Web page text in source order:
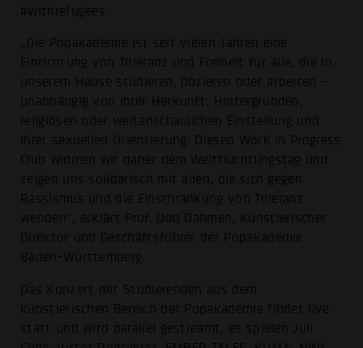
#withrefugees.
„Die Popakademie ist seit vielen Jahren eine
Einrichtung von Toleranz und Freiheit für alle, die in
unserem Hause studieren, dozieren oder arbeiten –
unabhängig von ihrer Herkunft, Hintergründen,
religiösen oder weltanschaulichen Einstellung und
ihrer sexuellen Orientierung. Diesen Work in Progress
Club widmen wir daher dem Weltflüchtlingstag und
zeigen uns solidarisch mit allen, die sich gegen
Rassismus und die Einschränkung von Toleranz
wenden“, erklärt Prof. Udo Dahmen, Künstlerischer
Direktor und Geschäftsführer der Popakademie
Baden-Württemberg.
Das Konzert mit Studierenden aus dem
künstlerischen Bereich der Popakademie findet live
statt und wird parallel gestreamt, es spielen Juli